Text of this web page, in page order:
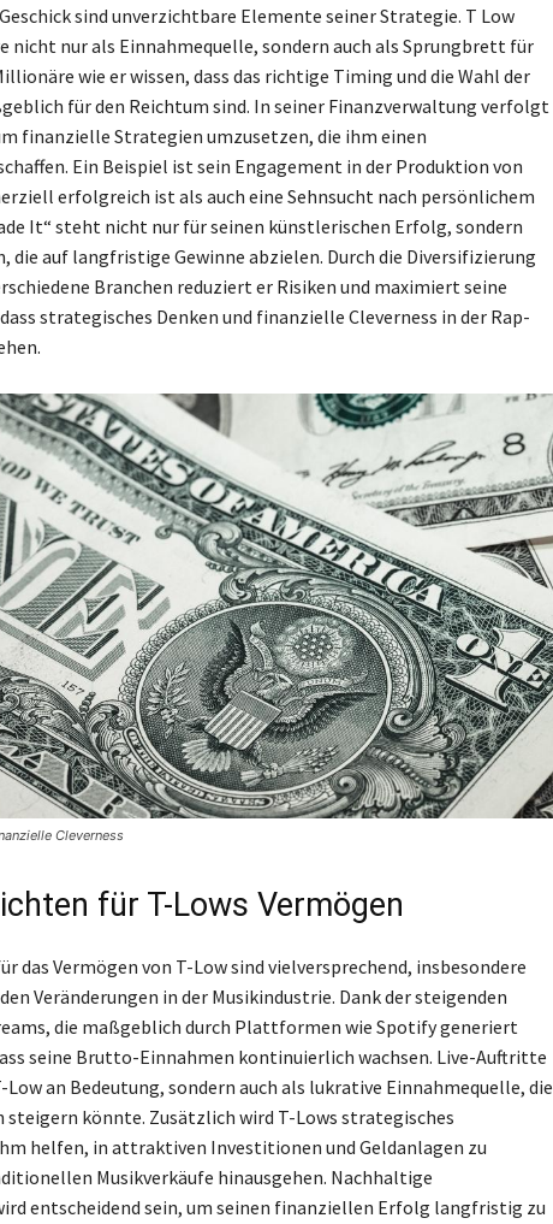
sind unverzichtbare Elemente seiner Strategie. T Low
nicht nur als Einnahmequelle, sondern auch als Sprungbrett für
wie er wissen, dass das richtige Timing und die Wahl der
für den Reichtum sind. In seiner Finanzverwaltung verfolgt
finanzielle Strategien umzusetzen, die ihm einen
Ein Beispiel ist sein Engagement in der Produktion von
erfolgreich ist als auch eine Sehnsucht nach persönlichem
It“ steht nicht nur für seinen künstlerischen Erfolg, sondern
die auf langfristige Gewinne abzielen. Durch die Diversifizierung
Branchen reduziert er Risiken und maximiert seine
strategisches Denken und finanzielle Cleverness in der Rap-
Cleverness
für T-Lows Vermögen
das Vermögen von T-Low sind vielversprechend, insbesondere
Veränderungen in der Musikindustrie. Dank der steigenden
die maßgeblich durch Plattformen wie Spotify generiert
seine Brutto-Einnahmen kontinuierlich wachsen. Live-Auftritte
an Bedeutung, sondern auch als lukrative Einnahmequelle, die
steigern könnte. Zusätzlich wird T-Lows strategisches
helfen, in attraktiven Investitionen und Geldanlagen zu
Musikverkäufe hinausgehen. Nachhaltige
entscheidend sein, um seinen finanziellen Erfolg langfristig zu